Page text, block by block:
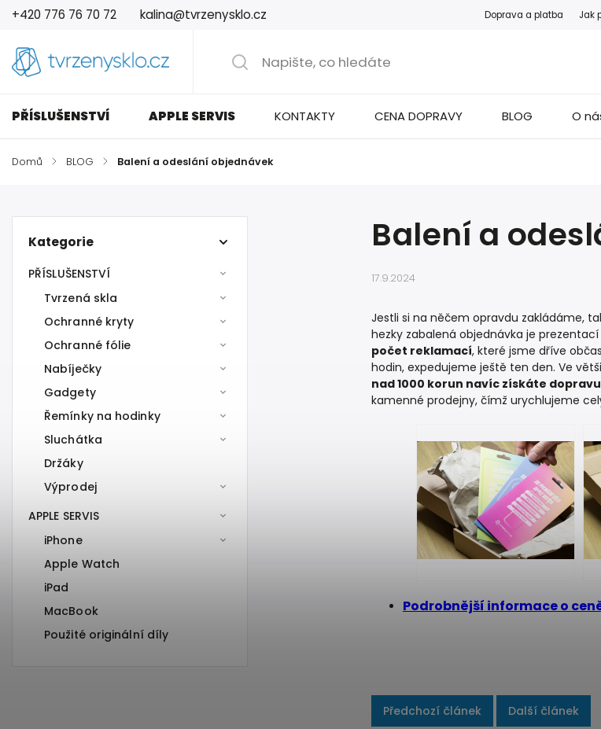
+420 776 76 70 72 kalina@tvrzenysklo.cz Doprava a platba Jak
PŘÍSLUŠENSTVÍ APPLE SERVIS KONTAKTY CENA DOPRAVY BLOG O
Domů / BLOG / Balení a odeslání objednávek
Kategorie
PŘÍSLUŠENSTVÍ
Tvrzená skla
Ochranné kryty
Ochranné fólie
Nabíječky
Gadgety
Řemínky na hodinky
Sluchátka
Držáky
Výprodej
APPLE SERVIS
iPhone
Apple Watch
iPad
MacBook
Použité originální díly
Balení a
17.9.2024
Jestli si na něčem opravdu zakládáme,
hezky zabalená objednávka je
počet reklamací, které jsme dříve
hodin, expedujeme ještě ten den. Ve
nad 1000 korun navíc získáte
kamenné prodejny, čímž urychlujeme
Podrobnější informace o
Předchozí článek Další článek